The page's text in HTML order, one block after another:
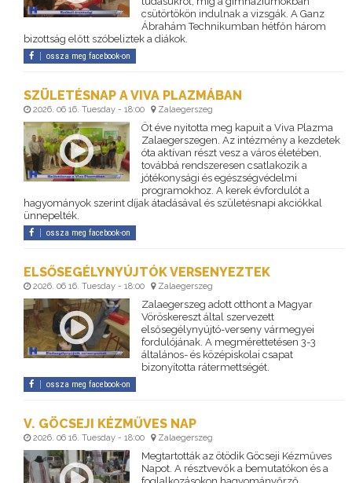
csütörtökön indulnak a vizsgák. A Ganz
Ábrahám Technikumban hétfőn három
bizottság előtt szóbeliztek a diákok.
ossza meg facebook-on
SZÜLETÉSNAP A VIVA PLAZMÁBAN
2026. 06 16. Tuesday - 18:00 Zalaegerszeg
Öt éve nyitotta meg kapuit a Viva Plazma
Zalaegerszegen. Az intézmény a kezdetek
óta aktívan részt vesz a város életében,
továbbá rendszeresen csatlakozik a
jótékonysági és egészségvédelmi
programokhoz. A kerek évfordulót a
hagyományok szerint díjak átadásával és születésnapi akciókkal
ünnepelték.
ossza meg facebook-on
ELSŐSEGÉLYNYÚJTÓK VERSENYEZTEK
2026. 06 16. Tuesday - 18:00 Zalaegerszeg
Zalaegerszeg adott otthont a Magyar
Vöröskereszt által szervezett
elsősegélynyújtó-verseny vármegyei
fordulójának. A megmérettetésen 3-3
általános- és középiskolai csapat
bizonyította rátermettségét.
ossza meg facebook-on
V. GÖCSEJI KÉZMŰVES NAP
2026. 06 16. Tuesday - 18:00 Zalaegerszeg
Megtartották az ötödik Göcseji Kézműves
Napot. A résztvevők a bemutatókon és a